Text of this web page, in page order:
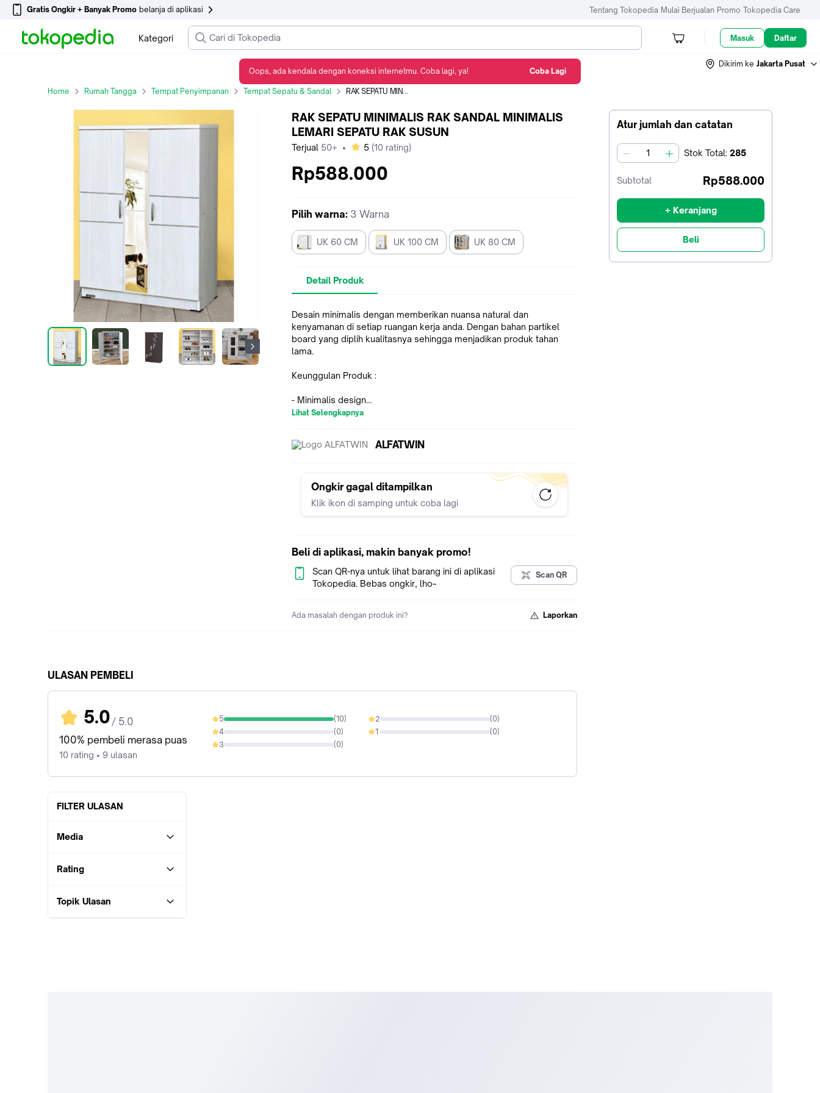
Gratis Ongkir + Banyak Promo belanja di aplikasi Tentang Tokopedia Mulai Berjualan Promo Tokopedia Care
Kategori Masuk Daftar
Dikirim ke Jakarta Pusat
Home Rumah Tangga Tempat Penyimpanan Tempat Sepatu & Sandal RAK SEPATU MINIMALIS RAK SANDAL MINIMALIS LEMARI SEPATU RAK SUSUN
Atur jumlah dan catatan
jumlah Stok Total: 285
Subtotal Rp588.000
+ Keranjang
Beli
RAK SEPATU MINIMALIS RAK SANDAL MINIMALIS
LEMARI SEPATU RAK SUSUN
Terjual 50+ • bintang
5 (10 rating)
Rp588.000
Pilih warna: 3 Warna
UK 60 CM UK 100 CM UK 80 CM
Detail Produk
Desain minimalis dengan memberikan nuansa natural dan
kenyamanan di setiap ruangan kerja anda. Dengan bahan partikel
board yang diplih kualitasnya sehingga menjadikan produk tahan
lama.
Keunggulan Produk :
- Minimalis design
- bahan tebel dan kokoh
UKURAN
- 60 cm :60 x 33 x 120 Cm
-100 cm :100 x 33 x 120 Cm
NOTE :
Hati-Hati dalam belanja LAPAK Sebelah. Lebih Murah harganya,Tapi
Lihat Selengkapnya
ALFATWIN
Ongkir gagal ditampilkan
Klik ikon di samping untuk coba lagi
Beli di aplikasi, makin banyak promo!
Scan QR-nya untuk lihat barang ini di aplikasi
Tokopedia. Bebas ongkir, lho~
Scan QR
Ada masalah dengan produk ini? Laporkan
ULASAN PEMBELI
5.0 / 5.0
100% pembeli merasa puas
10 rating • 9 ulasan
5 (10)
100%
4 (0)
0%
3 (0)
0%
2 (0)
0%
1 (0)
0%
FILTER ULASAN
Media
Rating
Topik Ulasan
Oops, ada kendala dengan koneksi internetmu. Coba lagi, ya! Coba Lagi